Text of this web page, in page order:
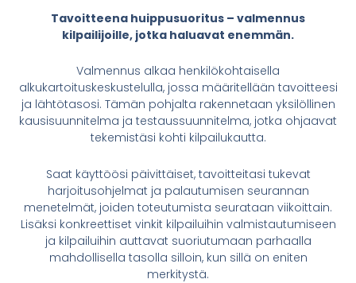
Tavoitteena huippusuoritus – valmennus
kilpailijoille, jotka haluavat enemmän.
Valmennus alkaa henkilökohtaisella
alkukartoituskeskustelulla, jossa määritellään tavoitteesi
ja lähtötasosi. Tämän pohjalta rakennetaan yksilöllinen
kausisuunnitelma ja testaussuunnitelma, jotka ohjaavat
tekemistäsi kohti kilpailukautta.
Saat käyttöösi päivittäiset, tavoitteitasi tukevat
harjoitusohjelmat ja palautumisen seurannan
menetelmät, joiden toteutumista seurataan viikoittain.
Lisäksi konkreettiset vinkit kilpailuihin valmistautumiseen
ja kilpailuihin auttavat suoriutumaan parhaalla
mahdollisella tasolla silloin, kun sillä on eniten
merkitystä.